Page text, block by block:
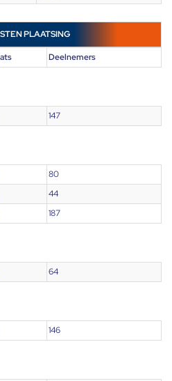
PLAATSING
Deelnemers
147
80
44
187
64
146